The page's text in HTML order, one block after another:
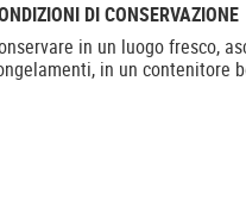
DI CONSERVAZIONE
in un luogo fresco,
in un contenitore